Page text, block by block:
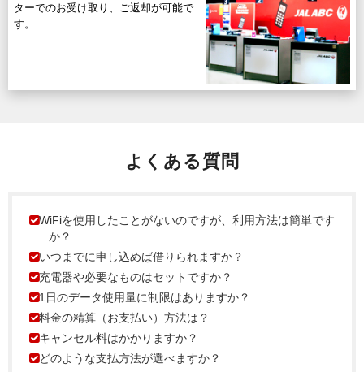
ターでのお受け取り、ご返却が可能で
す。
よくある質問
WiFiを使用したことがないのですが、利用方法は簡単です
か？
いつまでに申し込めば借りられますか？
充電器や必要なものはセットですか？
1日のデータ使用量に制限はありますか？
料金の精算（お支払い）方法は？
キャンセル料はかかりますか？
どのような支払方法が選べますか？